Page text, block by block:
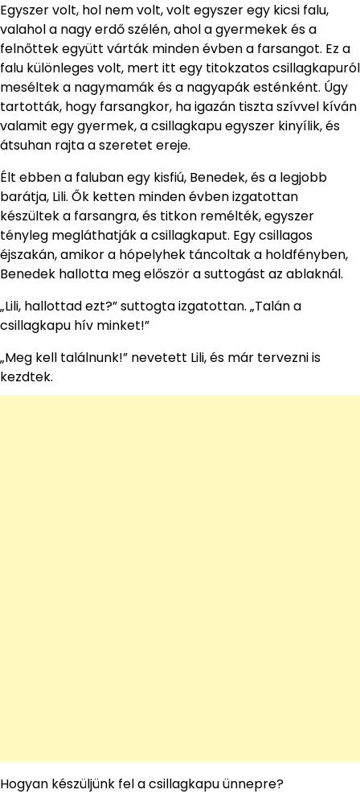
Egyszer volt, hol nem volt, volt egyszer egy kicsi falu,
valahol a nagy erdő szélén, ahol a gyermekek és a
felnőttek együtt várták minden évben a farsangot. Ez a
falu különleges volt, mert itt egy titokzatos csillagkapuról
meséltek a nagymamák és a nagyapák esténként. Úgy
tartották, hogy farsangkor, ha igazán tiszta szívvel kíván
valamit egy gyermek, a csillagkapu egyszer kinyílik, és
átsuhan rajta a szeretet ereje.
Élt ebben a faluban egy kisfiú, Benedek, és a legjobb
barátja, Lili. Ők ketten minden évben izgatottan
készültek a farsangra, és titkon remélték, egyszer
tényleg megláthatják a csillagkaput. Egy csillagos
éjszakán, amikor a hópelyhek táncoltak a holdfényben,
Benedek hallotta meg először a suttogást az ablaknál.
„Lili, hallottad ezt?” suttogta izgatottan. „Talán a
csillagkapu hív minket!”
„Meg kell találnunk!” nevetett Lili, és már tervezni is
kezdtek.
Hogyan készüljünk fel a csillagkapu ünnepre?